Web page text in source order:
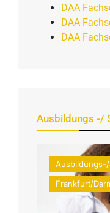
DAA
DAA
DAA
Ausbildungs -/
Frankfurt/